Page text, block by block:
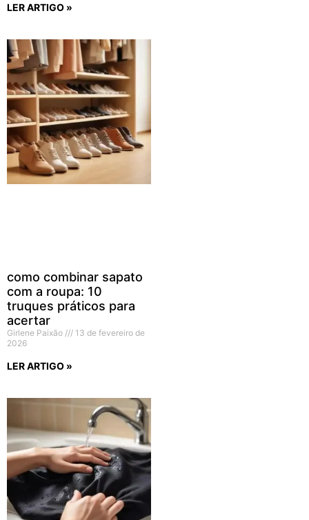
LER ARTIGO »
como combinar sapato
com a roupa: 10
truques práticos para
acertar
Girlene Paixão
13 de fevereiro de
2026
LER ARTIGO »